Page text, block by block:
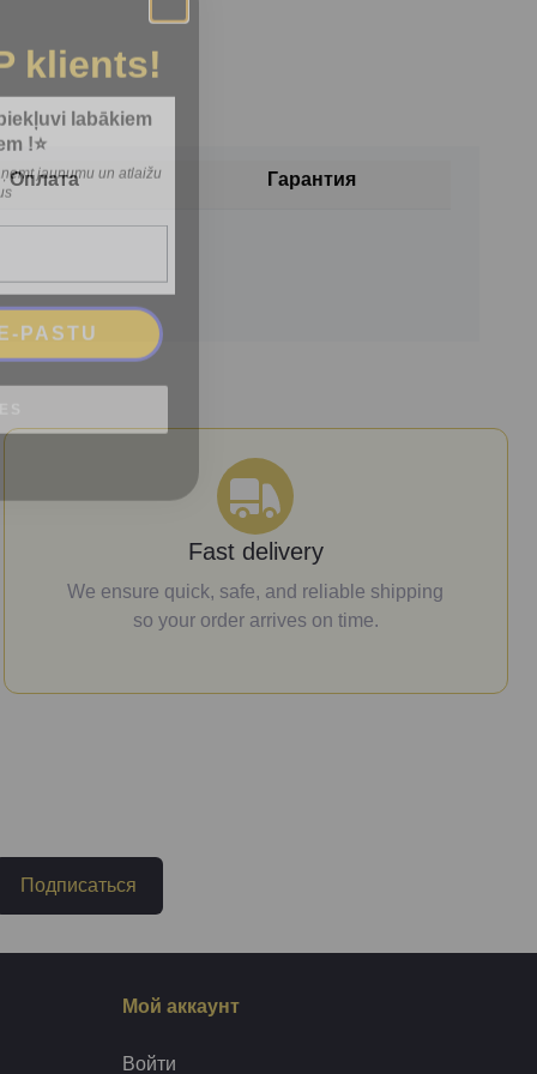
Оплата Гарантия
Fast delivery
We ensure quick, safe, and reliable shipping
so your order arrives on time.
Подписаться
Мой аккаунт
Войти
klients!
labākiem
!⭐
jaunumu un atlaižu
PASTU